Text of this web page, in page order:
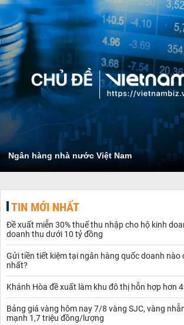
Ngân hàng nhà nước Việt Nam
TIN MỚI NHẤT
Đề xuất miễn 30% thuế thu nhập cho hộ kinh
doanh thu dưới 10 tỷ đồng
Gửi tiền tiết kiệm tại ngân hàng quốc doanh nào
nhất?
Khánh Hòa đề xuất làm khu đô thị hỗn hợp hơn
Bảng giá vàng hôm nay 7/8 vàng SJC, vàng
mạnh 1,7 triệu đồng/lượng